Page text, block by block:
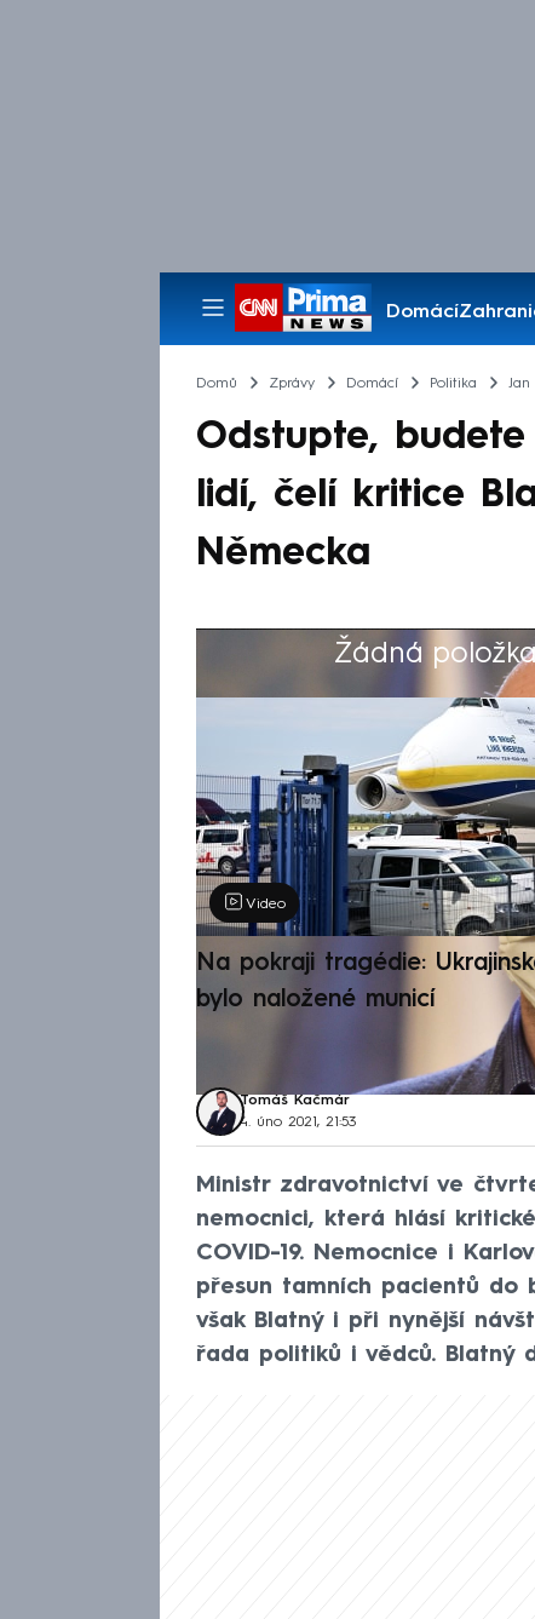
Domácí
Pořady
Domů Zprávy Domácí Politika Jan
Odstupte,
lidí, čelí kritice
Německa
Žádná
Výběr redakce
Video
Na pokraji tragédie:
bylo naložené municí
Tomáš Kačmár
4. úno 2021, 21:53
Ministr zdravotnictví ve
nemocnici, která hlásí
COVID-19. Nemocnice i
přesun tamních pacientů do
však Blatný i při nynější
řada politiků i vědců. Blatný